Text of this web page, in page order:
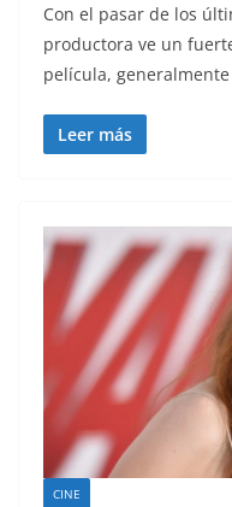
Con el pasar de los
productora ve un
película, generalmente
Leer más
CINE